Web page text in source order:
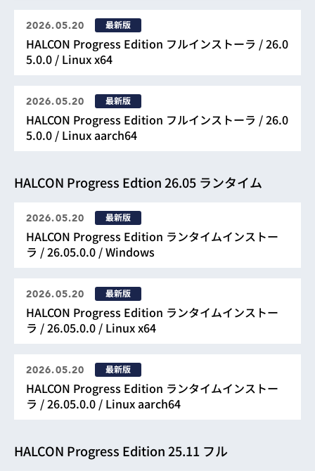
20.05
19.11
18.11
18.05
13.0
12.0
11.0
8.0
7.0
2026.05.20 最新版
HALCON Progress Edition フルインストーラ / 26.0
5.0.0 / Linux x64
2026.05.20 最新版
HALCON Progress Edition フルインストーラ / 26.0
5.0.0 / Linux aarch64
HALCON Progress Edtion 26.05 ランタイム
2026.05.20 最新版
HALCON Progress Edition ランタイムインストー
ラ / 26.05.0.0 / Windows
2026.05.20 最新版
HALCON Progress Edition ランタイムインストー
ラ / 26.05.0.0 / Linux x64
2026.05.20 最新版
HALCON Progress Edition ランタイムインストー
ラ / 26.05.0.0 / Linux aarch64
HALCON Progress Edition 25.11 フル